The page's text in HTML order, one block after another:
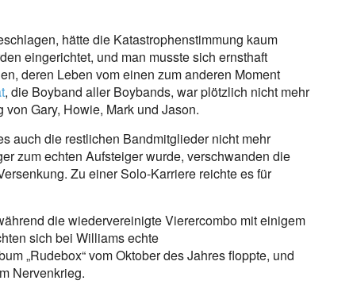
hätte die Katastrophenstimmung kaum
eingerichtet, und man musste sich ernsthaft
deren Leben vom einen zum anderen Moment
, die Boyband aller Boybands, war plötzlich nicht mehr
von Gary, Howie, Mark und Jason.
auch die restlichen Bandmitglieder nicht mehr
zum echten Aufsteiger wurde, verschwanden die
Zu einer Solo-Karriere reichte es für
die wiedervereinigte Vierercombo mit einigem
sich bei Williams echte
„Rudebox“ vom Oktober des Jahres floppte, und
Nervenkrieg.